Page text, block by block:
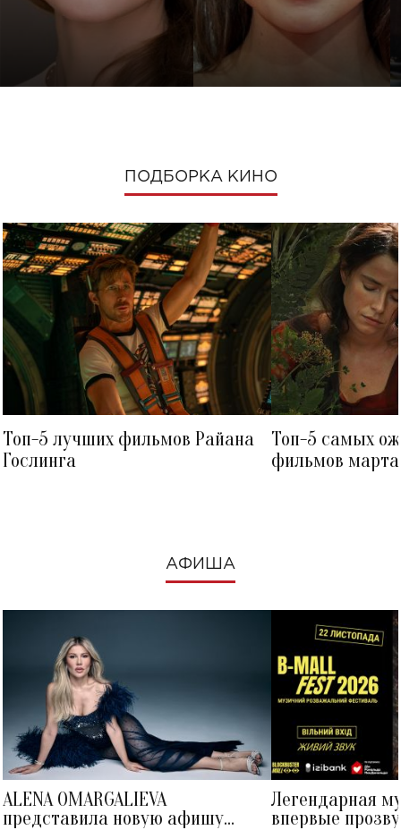
ПОДБОРКА КИНО
Топ-5 лучших фильмов Райана
Гослинга
Топ-5 самых
фильмов
АФИША
ALENA OMARGALIEVA
представила новую афишу
Легендарная
впервые